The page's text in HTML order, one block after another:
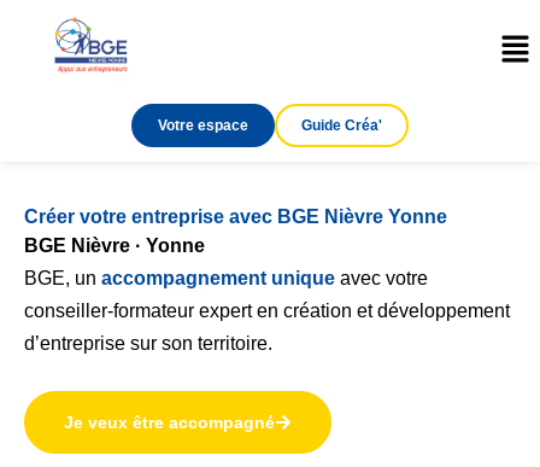
contenu
Votre espace Guide Créa'
Créer votre entreprise avec BGE Nièvre Yonne
BGE Nièvre · Yonne
BGE, un accompagnement unique avec votre
conseiller-formateur expert en création et développement
d’entreprise sur son territoire.
Je veux être accompagné